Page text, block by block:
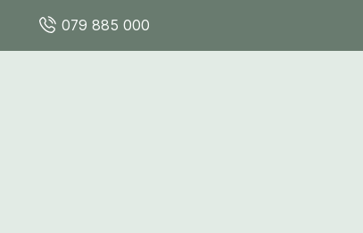
079 885 000